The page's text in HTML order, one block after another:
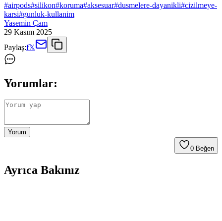
#airpods#silikon#koruma#aksesuar#dusmelere-dayanikli#cizilmeye-
karsi#gunluk-kullanim
Yasemin Çam
29 Kasım 2025
Paylaş:f𝕏
Yorumlar:
Yorum
0 Beğen
Ayrıca Bakınız